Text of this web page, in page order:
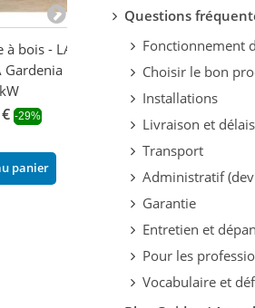
à bois - LA
Gardenia .16
-29%
panier
Cuisinière à bois - LA
NORDICA
Pierre 9.5 kW
3 672,00 €
Ajouter au panier
Questions
Fonctionnement
Choisir le bon
Installations
Livraison et délais
Transport
Administratif
Garantie
Entretien et
Pour les
Vocabulaire et